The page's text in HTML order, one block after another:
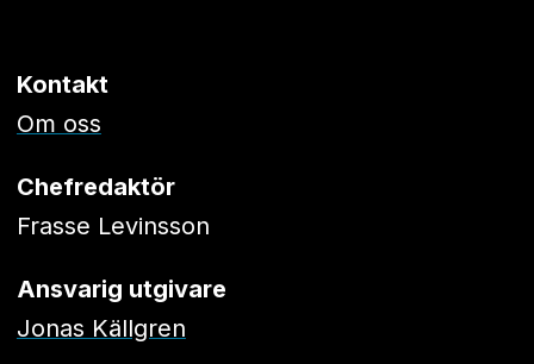
Kontakt
Om oss
Chefredaktör
Frasse Levinsson
Ansvarig utgivare
Jonas Källgren